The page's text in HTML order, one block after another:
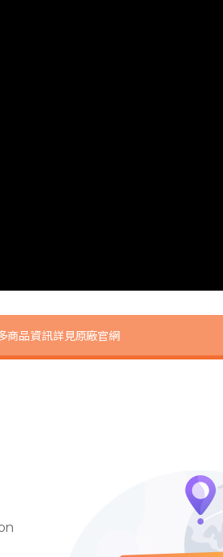
商品資訊詳見原廠官網